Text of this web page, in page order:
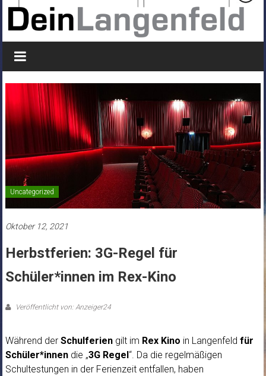
Uncategorized
Oktober 12, 2021
Herbstferien: 3G-Regel für
Schüler*innen im Rex-Kino
Veröffentlicht von: Anzeiger24
Während der Schulferiengilt im Rex Kino in Langenfeld für
Schüler*innendie „3G Regel“. Da die regelmäßigen
Schultestungen in der Ferienzeit entfallen, haben